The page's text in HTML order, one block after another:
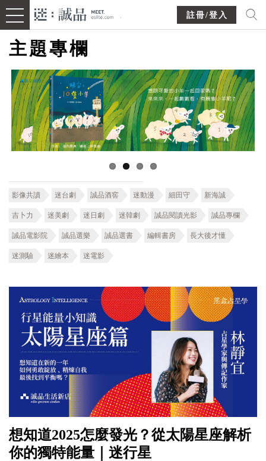
註冊/登入
主題專欄
影像共讀 迷台劇 誠品酒窖 迷動漫 細田守 新海誠
吉卜力 迷美劇 迷日劇 迷韓劇 誠品閱讀光影 誠品專欄
誠品電影院 誠品選樂 誠品選書 編輯書房 長大後才懂
迷測驗 迷繪本 迷電影
想知道2025怎麼發光？從太陽星座解析
你的獨特能量｜迷行星